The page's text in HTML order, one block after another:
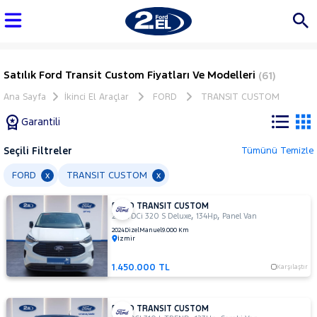
Satılık Ford Transit Custom Fiyatları Ve Modelleri (61)
Ana Sayfa İkinci El Araçlar FORD TRANSIT CUSTOM
Garantili
Tüm
Araçlar
AUDI
BMC
BMW
BYD
Seçili Filtreler Tümünü Temizle
FORD x TRANSIT CUSTOM x
FORD TRANSIT CUSTOM
2.0 TDCi 320 S Deluxe,134Hp, Panel Van
2024DizelManuel9.000 Km
İzmir
1.450.000 TL Karşılaştır
FORD TRANSIT CUSTOM